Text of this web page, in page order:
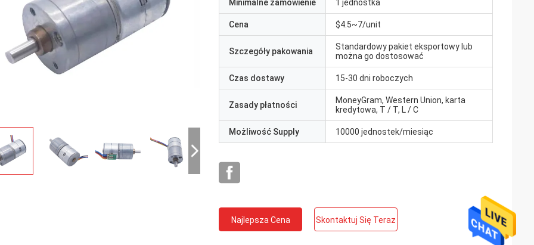
Minimalne zamówienie 1 jednostka
Cena $4.5~7/unit
Szczegóły pakowania
Standardowy pakiet eksportowy lub
można go dostosować
Czas dostawy 15-30 dni roboczych
Zasady płatności
MoneyGram, Western Union, karta
kredytowa, T / T, L / C
Możliwość Supply 10000 jednostek/miesiąc
Najlepsza Cena Skontaktuj Się Teraz